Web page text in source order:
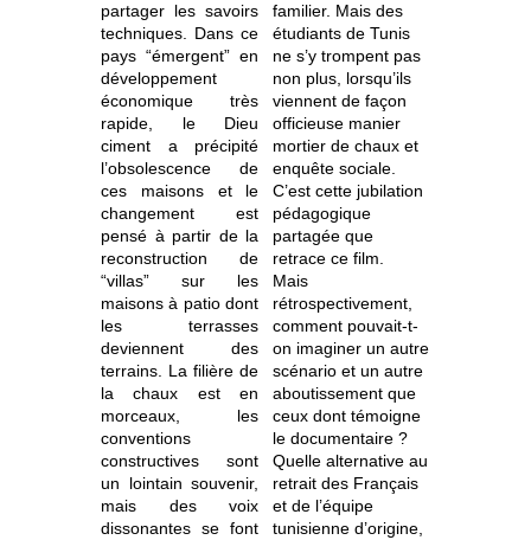
partager les savoirs
techniques. Dans ce
pays “émergent” en
développement
économique très
rapide, le Dieu
ciment a précipité
l’obsolescence de
ces maisons et le
changement est
pensé à partir de la
reconstruction de
“villas” sur les
maisons à patio dont
les terrasses
deviennent des
terrains. La filière de
la chaux est en
morceaux, les
conventions
constructives sont
un lointain souvenir,
mais des voix
dissonantes se font
familier. Mais des
étudiants de Tunis
ne s’y trompent pas
non plus, lorsqu’ils
viennent de façon
officieuse manier
mortier de chaux et
enquête sociale.
C’est cette jubilation
pédagogique
partagée que
retrace ce film.
Mais
rétrospectivement,
comment pouvait-t-
on imaginer un autre
scénario et un autre
aboutissement que
ceux dont témoigne
le documentaire ?
Quelle alternative au
retrait des Français
et de l’équipe
tunisienne d’origine,